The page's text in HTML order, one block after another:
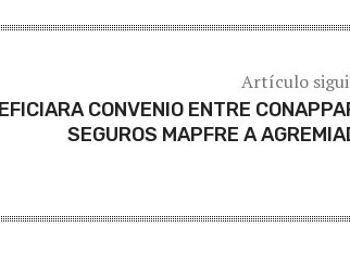
Artículo
CONVENIO ENTRE
SEGUROS MAPFRE A